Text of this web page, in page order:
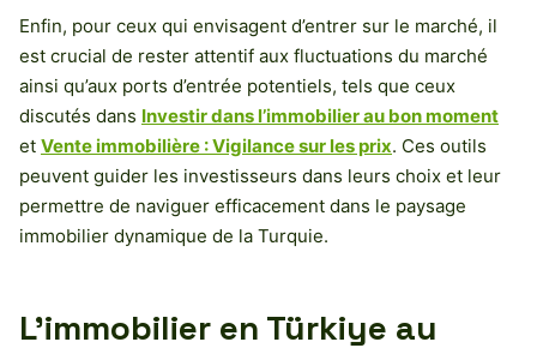
Enfin, pour ceux qui envisagent d’entrer sur le marché, il
est crucial de rester attentif aux fluctuations du marché
ainsi qu’aux ports d’entrée potentiels, tels que ceux
discutés dans Investir dans l’immobilier au bon moment
et Vente immobilière : Vigilance sur les prix. Ces outils
peuvent guider les investisseurs dans leurs choix et leur
permettre de naviguer efficacement dans le paysage
immobilier dynamique de la Turquie.
L’immobilier en Türkiye au